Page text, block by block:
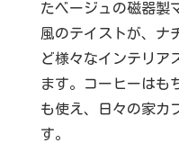
たベージュの磁器製
風のテイストが、ナ
ど様々なインテリア
ます。コーヒーはも
も使え、日々の家カ
す。